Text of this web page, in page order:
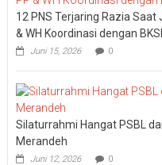
12 PNS Terjaring Razia Saat
& WH Koordinasi dengan
Juni 15, 2026 0
Silaturrahmi Hangat PSBL
Merandeh
Juni 12, 2026 0